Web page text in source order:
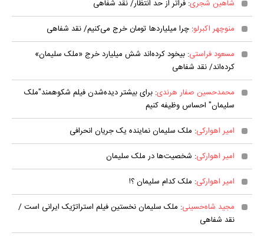
شاهین شجری: فراتر از حد انتظار/ نقد شفاهی
منوچهر اکبرلو: چرا میلیارد‌ها تومان خرج می‌کنیم/ نقد شفاهی
مسعود فراستی: بیخود کرده‌اند شش میلیارد خرج «ملک سلیمان»
کرده‌اند/ نقد شفاهی
محمدحسین صفار هرندی: برای بیشتر دیده‌شدن فیلم شکوهمند"ملک
سلیمان" احساس وظیفه کنیم
امیر اهوارکی: ملک سلیمان نماینده یک جریان انحرافی
امیر اهوارکی: شخصیت‌ها در ملک سلیمان
امیر اهوارکی: ملک کدام سلیمان ؟!
مجید شاه‌حسینی: ملک سلیمان نخستین فیلم استراتژیک ایرانی است /
نقد شفاهی